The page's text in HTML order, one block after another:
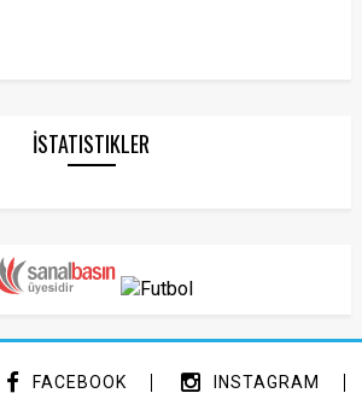
İSTATISTIKLER
FACEBOOK INSTAGRAM